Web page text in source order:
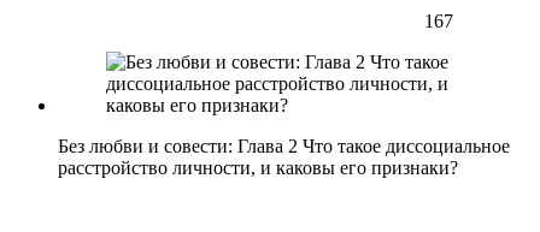
167
Без любви и совести: Глава 2 Что такое диссоциальное
расстройство личности, и каковы его признаки?